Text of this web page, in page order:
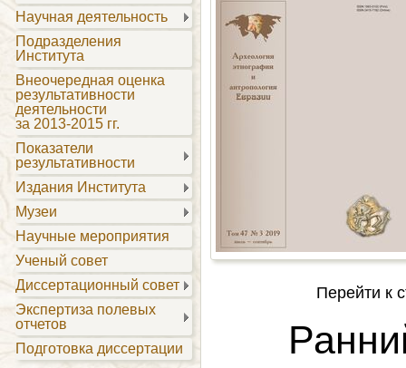
Научная деятельность
Подразделения
Института
Внеочередная оценка
результативности
деятельности
за 2013-2015 гг.
Показатели
результативности
Издания Института
Музеи
Научные мероприятия
Ученый совет
Диссертационный совет
Экспертиза полевых
отчетов
Подготовка диссертации
Перейти к